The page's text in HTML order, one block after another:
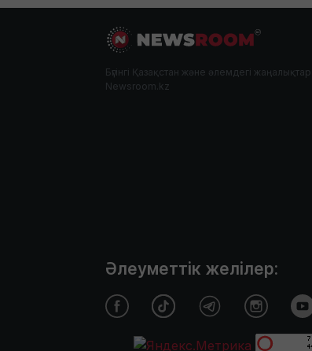
Бүгінгі Қазақстан және әлемдегі жаңалықтар |
Newsroom.kz
Әлеуметтік желілер: